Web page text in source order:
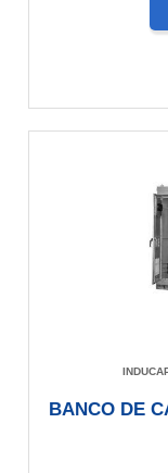
BANCO DE